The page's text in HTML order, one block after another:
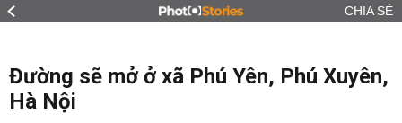
CHIA SẺ
Đường sẽ mở ở xã Phú Yên, Phú Xuyên,
Hà Nội